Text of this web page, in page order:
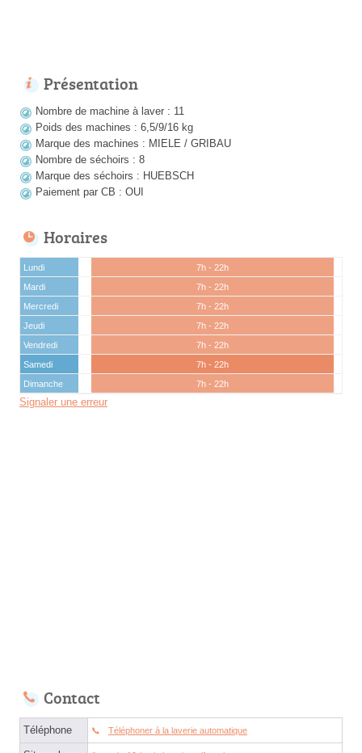
Présentation
Nombre de machine à laver : 11
Poids des machines : 6,5/9/16 kg
Marque des machines : MIELE / GRIBAU
Nombre de séchoirs : 8
Marque des séchoirs : HUEBSCH
Paiement par CB : OUI
Horaires
Lundi
7h - 22h
Mardi
7h - 22h
Mercredi
7h - 22h
Jeudi
7h - 22h
Vendredi
7h - 22h
Samedi
7h - 22h
Dimanche
7h - 22h
Signaler une erreur
Contact
Téléphone Téléphoner à la laverie automatique